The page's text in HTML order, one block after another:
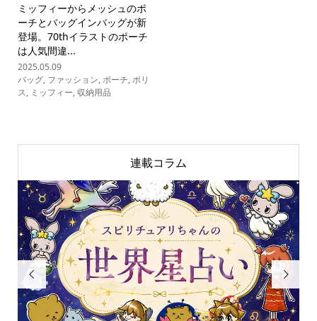
ミッフィーからメッシュのポ
ーチとバッグインバッグが新
登場。70thイラストのポーチ
は人気間違...
2025.05.09
バッグ, ファッション,ポーチ,ボリ
ス, ミッフィー, 収納用品
連載コラム
 